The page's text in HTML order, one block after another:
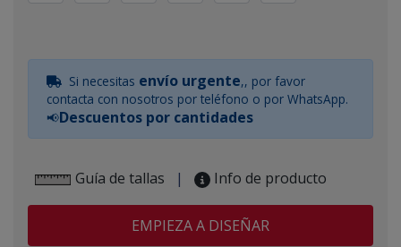
Si necesitas envío urgente,, por favor
contacta con nosotros por teléfono o por WhatsApp.
📢Descuentos por cantidades
Guía de tallas | Info de producto
EMPIEZA A DISEÑAR